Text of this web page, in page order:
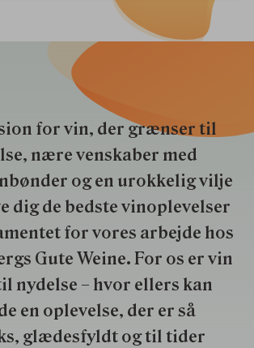
for vin, der grænser til
nære venskaber med
og en urokkelig vilje
dig de bedste vinoplevelser
for vores arbejde hos
Gute Weine. For os er vin
nydelse – hvor ellers kan
en oplevelse, der er så
glædesfyldt og til tider